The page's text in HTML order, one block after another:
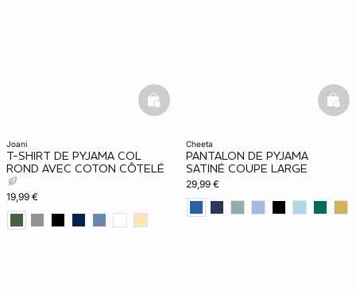
joani
T-SHIRT DE PYJAMA COL
ROND AVEC COTON CÔTELÉ
19,99 €
basketfull
cheeta
PANTALON DE PYJAMA
SATINÉ COUPE LARGE
29,99 €